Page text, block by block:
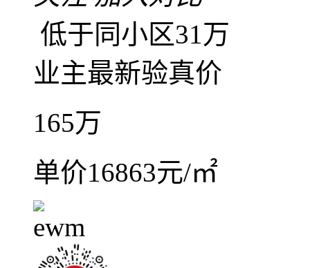
可看
关注 加入对比
低于同小区31万
业主最新验真价
165
单价16863元/㎡